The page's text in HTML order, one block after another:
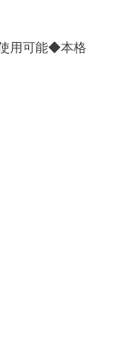
用可能◆本格